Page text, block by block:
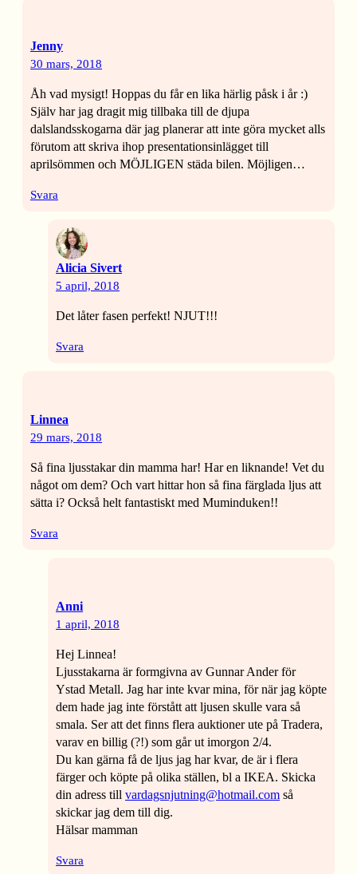
Jenny
30 mars, 2018
Åh vad mysigt! Hoppas du får en lika härlig påsk i år :)
Själv har jag dragit mig tillbaka till de djupa
dalslandsskogarna där jag planerar att inte göra mycket alls
förutom att skriva ihop presentationsinlägget till
aprilsömmen och MÖJLIGEN städa bilen. Möjligen…
Svara
Alicia Sivert
5 april, 2018
Det låter fasen perfekt! NJUT!!!
Svara
Linnea
29 mars, 2018
Så fina ljusstakar din mamma har! Har en liknande! Vet du
något om dem? Och vart hittar hon så fina färglada ljus att
sätta i? Också helt fantastiskt med Muminduken!!
Svara
Anni
1 april, 2018
Hej Linnea!
Ljusstakarna är formgivna av Gunnar Ander för
Ystad Metall. Jag har inte kvar mina, för när jag köpte
dem hade jag inte förstått att ljusen skulle vara så
smala. Ser att det finns flera auktioner ute på Tradera,
varav en billig (?!) som går ut imorgon 2/4.
Du kan gärna få de ljus jag har kvar, de är i flera
färger och köpte på olika ställen, bl a IKEA. Skicka
din adress till vardagsnjutning@hotmail.com så
skickar jag dem till dig.
Hälsar mamman
Svara